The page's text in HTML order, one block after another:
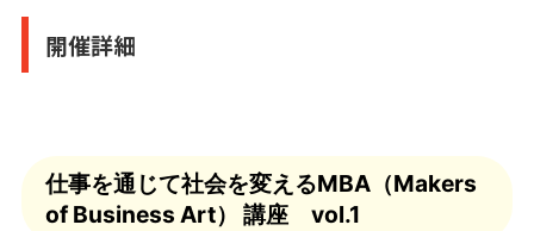
開催詳細
仕事を通じて社会を変えるMBA（Makers
of Business Art） 講座 vol.1